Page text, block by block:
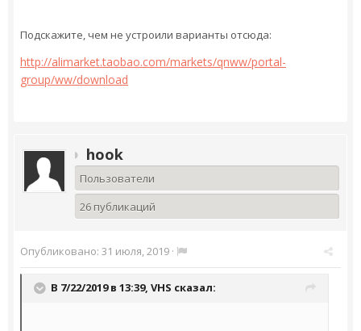
Подскажите, чем не устроили варианты отсюда:
http://alimarket.taobao.com/markets/qnww/portal-
group/ww/download
hook
Пользователи
26 публикаций
Опубликовано: 31 июля, 2019 ·
В 7/22/2019 в 13:39, VHS сказал: